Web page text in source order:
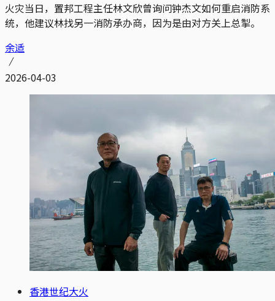
火灾当日，置邦工程主任林文欣曾询问钟杰文如何重启消防系
统，他建议林找另一消防承办商，因为是由对方关上总掣。
余适
2026-04-03
香港世纪大火